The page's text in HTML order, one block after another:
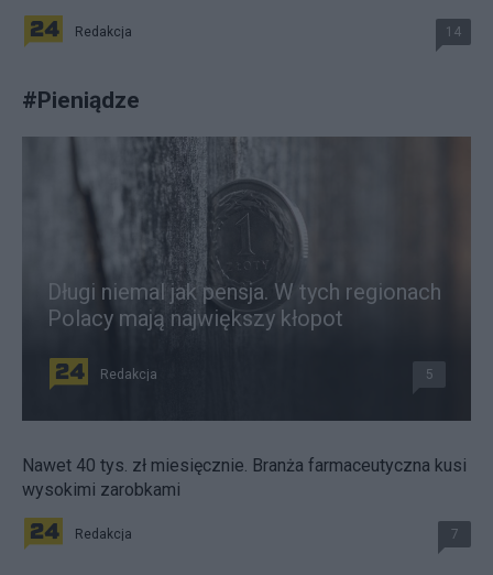
Redakcja 14
#Pieniądze
Długi niemal jak pensja. W tych regionach
Polacy mają największy kłopot
Redakcja 5
Nawet 40 tys. zł miesięcznie. Branża farmaceutyczna kusi
wysokimi zarobkami
Redakcja 7